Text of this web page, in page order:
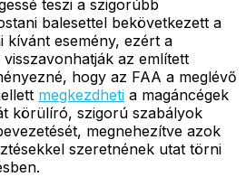
teszi a szigorúbb
balesettel bekövetkezett a
kívánt esemény, ezért a
az említett
hogy az FAA a meglévő
megkezdheti a magáncégek
körülíró, szigorú szabályok
megnehezítve azok
szeretnének utat törni